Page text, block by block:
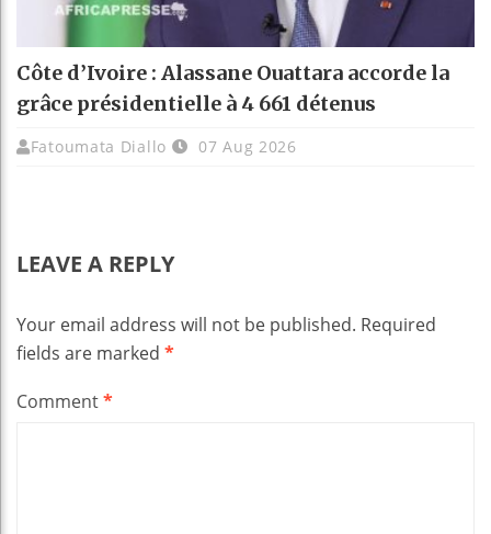
Côte d’Ivoire : Alassane Ouattara accorde la
grâce présidentielle à 4 661 détenus
Fatoumata Diallo 07 Aug 2026
LEAVE A REPLY
Your email address will not be published. Required
fields are marked *
Comment*